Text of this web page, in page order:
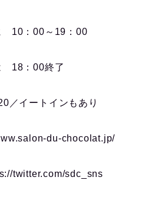
10 ：00 ～ 19 ：00
18 ：00終了
／イートインもあり
du-chocolat.jp/
twitter.com/sdc_sns